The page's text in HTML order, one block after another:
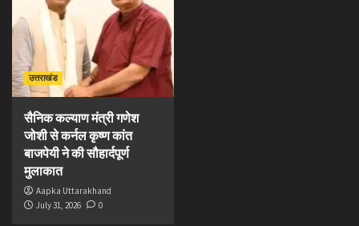
उत्तराखंड
सैनिक कल्याण मंत्री गणेश
जोशी से कर्नल कृष्ण कांत
बाजपेयी ने की सौहार्दपूर्ण
मुलाकात
Aapka Uttarakhand
July 31, 2026
0